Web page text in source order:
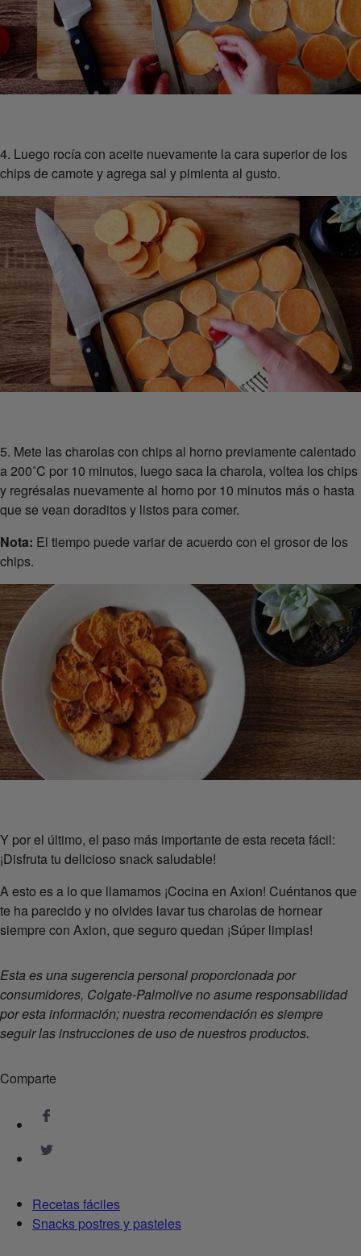
4. Luego rocía con aceite nuevamente la cara superior de los
chips de camote y agrega sal y pimienta al gusto.
5. Mete las charolas con chips al horno previamente calentado
a 200˚C por 10 minutos, luego saca la charola, voltea los chips
y regrésalas nuevamente al horno por 10 minutos más o hasta
que se vean doraditos y listos para comer.
Nota: El tiempo puede variar de acuerdo con el grosor de los
chips.
Y por el último, el paso más importante de esta receta fácil:
¡Disfruta tu delicioso snack saludable!
A esto es a lo que llamamos ¡Cocina en Axion! Cuéntanos que
te ha parecido y no olvides lavar tus charolas de hornear
siempre con Axion, que seguro quedan ¡Súper limpias!
Esta es una sugerencia personal proporcionada por
consumidores, Colgate-Palmolive no asume responsabilidad
por esta información; nuestra recomendación es siempre
seguir las instrucciones de uso de nuestros productos.
Comparte
Recetas fáciles
Snacks postres y pasteles